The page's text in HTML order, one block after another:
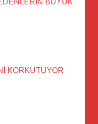
KORKUTUYOR